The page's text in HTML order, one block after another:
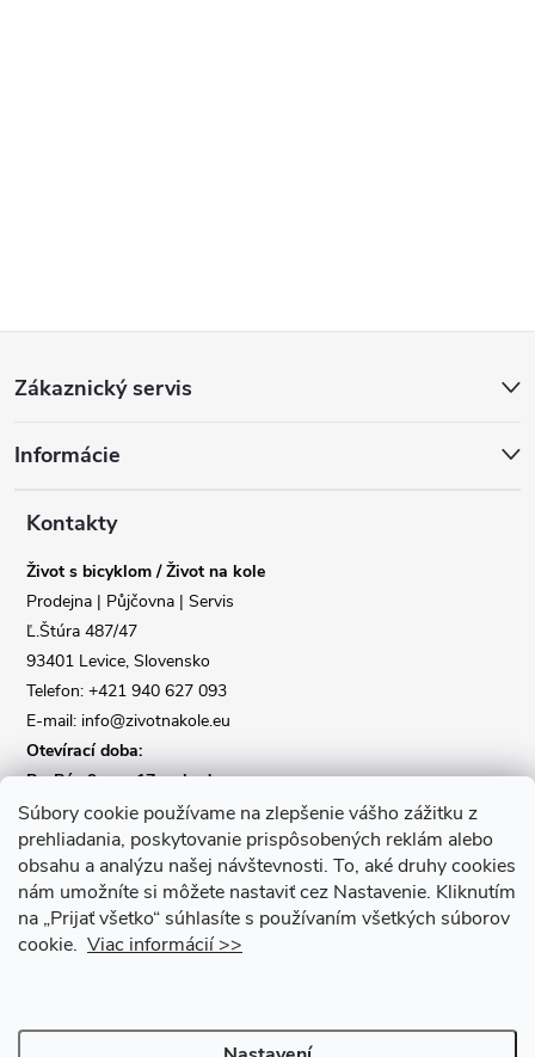
Súbory cookie používame na zlepšenie vášho zážitku z
prehliadania, poskytovanie prispôsobených reklám alebo
obsahu a analýzu našej návštevnosti. To, aké druhy cookies
nám umožníte si môžete nastaviť cez Nastavenie. Kliknutím
na „Prijať všetko“ súhlasíte s používaním všetkých súborov
cookie. Viac informácií >>
p
Zákaznický servis
Informácie
Kontakty
Život s bicyklom / Život na kole
Prodejna | Půjčovna | Servis
Ľ.Štúra 487/47
93401 Levice, Slovensko
Telefon: +421 940 627 093
E-mail: info@zivotnakole.eu
Otevírací doba:
Po-Pá : 9,oo - 17,oo hod
So : 9,oo - 12,oo | Ne : Zavřeno
Kontaktní formulář